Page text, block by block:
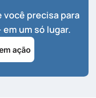
você precisa para
um só lugar.
ação